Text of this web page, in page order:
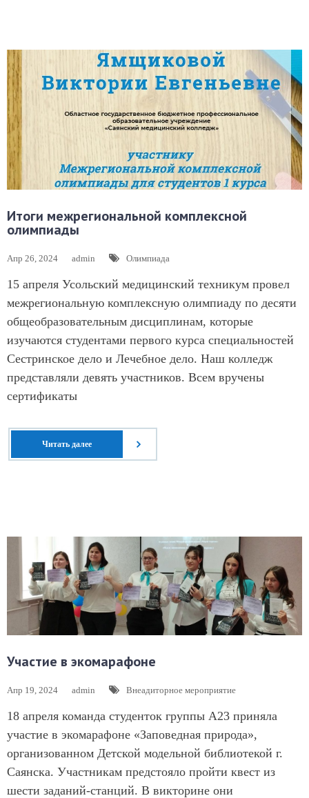
Итоги межрегиональной комплексной
олимпиады
Апр 26, 2024 admin Олимпиада
15 апреля Усольский медицинский техникум провел
межрегиональную комплексную олимпиаду по десяти
общеобразовательным дисциплинам, которые
изучаются студентами первого курса специальностей
Сестринское дело и Лечебное дело. Наш колледж
представляли девять участников. Всем вручены
сертификаты
Читать далее
Участие в экомарафоне
Апр 19, 2024 admin Внеадиторное мероприятие
18 апреля команда студенток группы А23 приняла
участие в экомарафоне «Заповедная природа»,
организованном Детской модельной библиотекой г.
Саянска. Участникам предстояло пройти квест из
шести заданий-станций. В викторине они